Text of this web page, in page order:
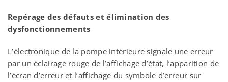
Repérage des défauts et élimination des
dysfonctionnements
L’électronique de la pompe intérieure signale une erreur
par un éclairage rouge de l’affichage d’état, l’apparition de
l’écran d’erreur et l’affichage du symbole d’erreur sur